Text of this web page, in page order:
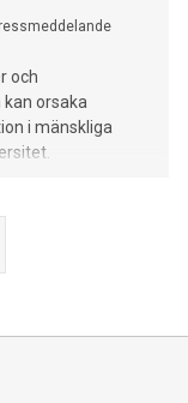
och
orsaka
i mänskliga